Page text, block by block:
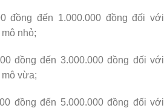
đồng đến 1.000.000 đồng đối với
nhỏ;
đồng đến 3.000.000 đồng đối với
vừa;
đồng đến 5.000.000 đồng đối với